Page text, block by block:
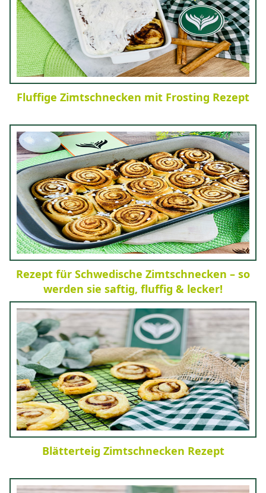
Fluffige Zimtschnecken mit Frosting Rezept
Rezept für Schwedische Zimtschnecken – so
werden sie saftig, fluffig & lecker!
Blätterteig Zimtschnecken Rezept